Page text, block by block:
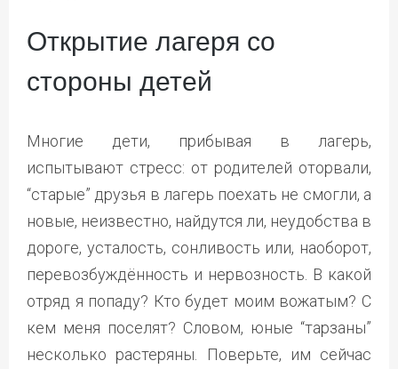
Открытие лагеря со
стороны детей
Многие дети, прибывая в лагерь,
испытывают стресс: от родителей оторвали,
“старые” друзья в лагерь поехать не смогли, а
новые, неизвестно, найдутся ли, неудобства в
дороге, усталость, сонливость или, наоборот,
перевозбуждённость и нервозность. В какой
отряд я попаду? Кто будет моим вожатым? С
кем меня поселят? Словом, юные “тарзаны”
несколько растеряны. Поверьте, им сейчас